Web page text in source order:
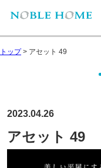
トップ> アセット 49
2023.04.26
アセット 49